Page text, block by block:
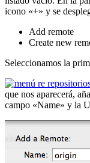
icono «+» y se
Add remote
Create new
Seleccionamos la
que nos aparecerá,
campo «Name» y la